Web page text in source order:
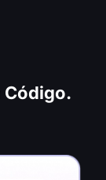
Código.